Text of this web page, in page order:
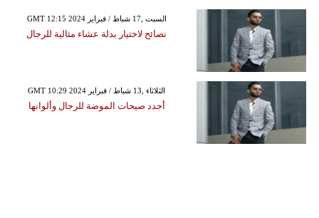
GMT 12:15 2024 السبت ,17 شباط / فبراير
نصائح لاختيار بدلة عشاء مثالية للرجال
GMT 10:29 2024 الثلاثاء ,13 شباط / فبراير
أجدد صيحات الموضة للرجال وألوانها